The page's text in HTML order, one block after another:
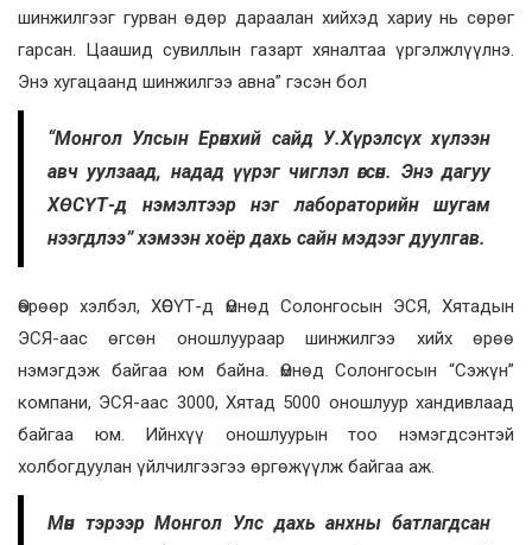
шинжилгээг гурван өдөр дараалан хийхэд хариу нь сөрөг
гарсан. Цаашид сувиллын газарт хяналтаа үргэлжлүүлнэ.
Энэ хугацаанд шинжилгээ авна” гэсэн бол
“Монгол Улсын Ерөнхий сайд У.Хүрэлсүх хүлээн
авч уулзаад, надад үүрэг чиглэл өгсөн. Энэ дагуу
ХӨСҮТ-д нэмэлтээр нэг лабораторийн шугам
нээгдлээ” хэмээн хоёр дахь сайн мэдээг дуулгав.
Өөрөөр хэлбэл, ХӨСҮТ-д Өмнөд Солонгосын ЭСЯ, Хятадын
ЭСЯ-аас өгсөн оношлуураар шинжилгээ хийх өрөө
нэмэгдэж байгаа юм байна. Өмнөд Солонгосын “Сэжүн”
компани, ЭСЯ-аас 3000, Хятад 5000 оношлуур хандивлаад
байгаа юм. Ийнхүү оношлуурын тоо нэмэгдсэнтэй
холбогдуулан үйлчилгээгээ өргөжүүлж байгаа аж.
Мөн тэрээр Монгол Улс дахь анхны батлагдсан